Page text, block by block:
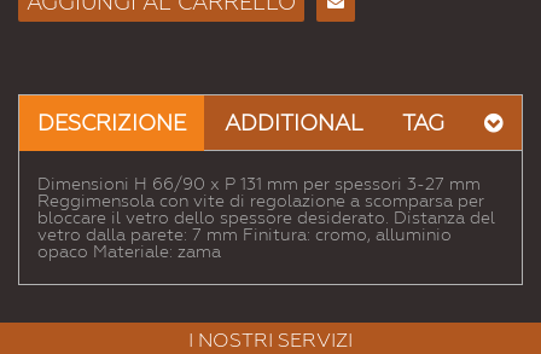
Amico
DESCRIZIONE ADDITIONAL TAG
Dimensioni H 66/90 x P 131 mm per spessori 3-27 mm
Reggimensola con vite di regolazione a scomparsa per
bloccare il vetro dello spessore desiderato. Distanza del
vetro dalla parete: 7 mm Finitura: cromo, alluminio
opaco Materiale: zama
I NOSTRI SERVIZI